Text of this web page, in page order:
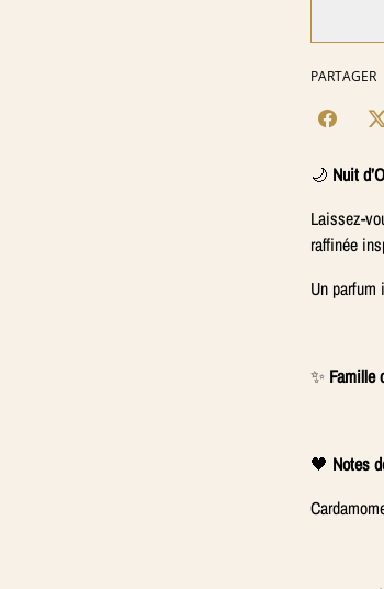
PARTAGER
🌙 Nuit
Laissez-
raffinée
Un
✨ Famille
🖤 Notes